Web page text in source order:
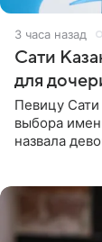
3 часа назад
Сати
для
Певицу Сати
выбора
назвала